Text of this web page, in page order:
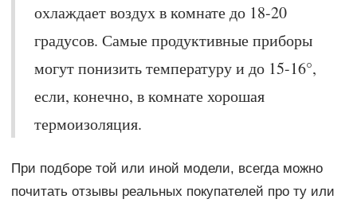
охлаждает воздух в комнате до 18-20
градусов. Самые продуктивные приборы
могут понизить температуру и до 15-16°,
если, конечно, в комнате хорошая
термоизоляция.
При подборе той или иной модели, всегда можно
почитать отзывы реальных покупателей про ту или